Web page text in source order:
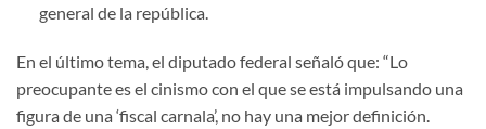
general de la república.
En el último tema, el diputado federal señaló que: “Lo
preocupante es el cinismo con el que se está impulsando una
figura de una ‘fiscal carnala’, no hay una mejor definición.